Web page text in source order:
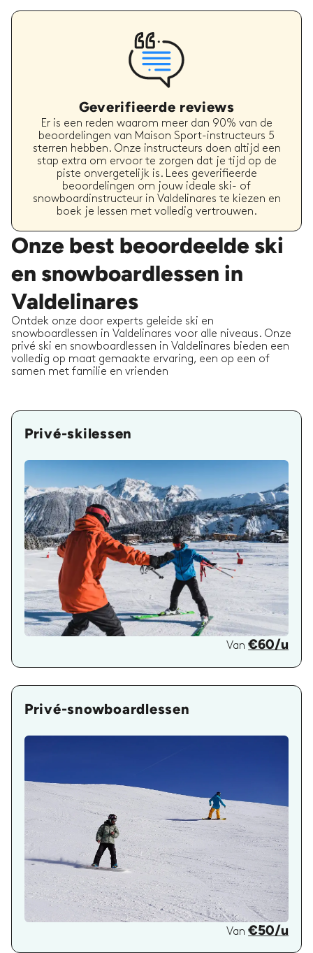
Geverifieerde reviews
Er is een reden waarom meer dan 90% van de
beoordelingen van Maison Sport-instructeurs 5
sterren hebben. Onze instructeurs doen altijd een
stap extra om ervoor te zorgen dat je tijd op de
piste onvergetelijk is. Lees geverifieerde
beoordelingen om jouw ideale ski- of
snowboardinstructeur in Valdelinares te kiezen en
boek je lessen met volledig vertrouwen.
Onze best beoordeelde ski
en snowboardlessen in
Valdelinares
Ontdek onze door experts geleide ski en
snowboardlessen in Valdelinares voor alle niveaus. Onze
privé ski en snowboardlessen in Valdelinares bieden een
volledig op maat gemaakte ervaring, een op een of
samen met familie en vrienden
Privé-skilessen
Van€60/u
Privé-snowboardlessen
Van€50/u